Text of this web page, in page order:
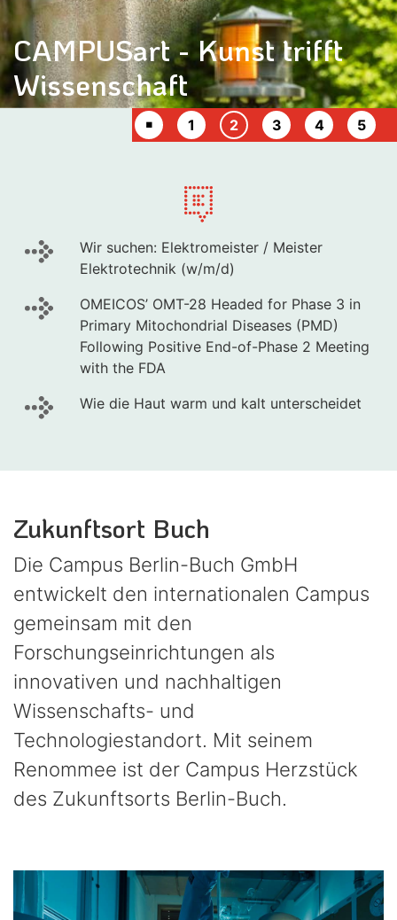
CAMPUSart - Kunst trifft
Wissenschaft
Animation stoppen
￭ News
1 News
2 (Current Item)
News
3 News
4 News
5
Wir suchen: Elektromeister / Meister
Elektrotechnik (w/m/d)
OMEICOS’ OMT-28 Headed for Phase 3 in
Primary Mitochondrial Diseases (PMD)
Following Positive End-of-Phase 2 Meeting
with the FDA
Wie die Haut warm und kalt unterscheidet
Zukunftsort Buch
Die Campus Berlin-Buch GmbH
entwickelt den internationalen Campus
gemeinsam mit den
Forschungseinrichtungen als
innovativen und nachhaltigen
Wissenschafts- und
Technologiestandort. Mit seinem
Renommee ist der Campus Herzstück
des Zukunftsorts Berlin-Buch.